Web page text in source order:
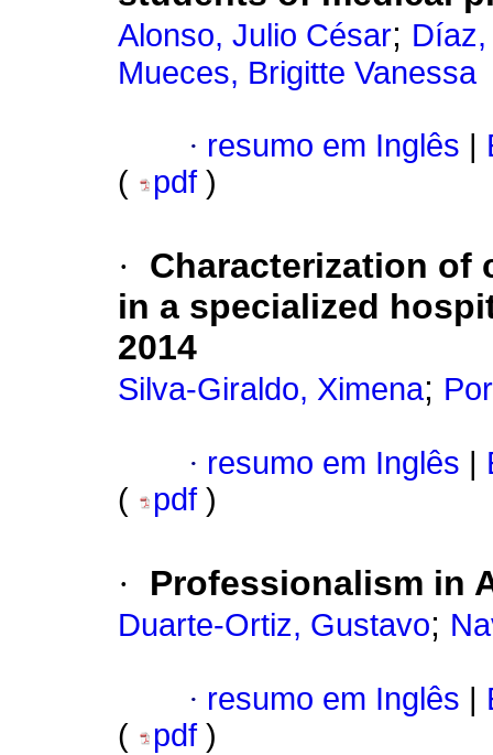
Alonso, Julio César;
Mueces, Brigitte Vanessa
· resumo em Inglês
(
pdf )
·
Characterization of
in a specialized
2014
Silva-Giraldo, Ximena;
· resumo em Inglês
(
pdf )
· Professionalism in
Duarte-Ortiz, Gustavo;
· resumo em Inglês
(
pdf )